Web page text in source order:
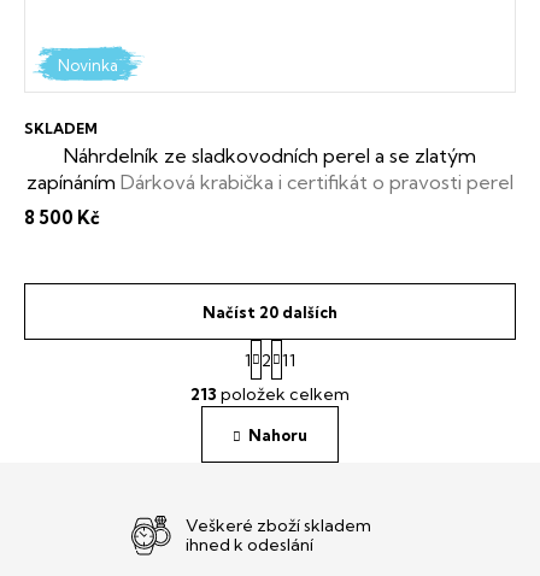
Novinka
Náhrdelník ze sladkovodních perel a se zlatým
zapínáním Dárková krabička i certifikát o pravosti perel
SKLADEM
8 500 Kč
O
v
l
á
c
í
Načíst 20 dalších
S
t
r
á
n
o
n
í
1 2 11
213 položek celkem
Nahoru
Veškeré zboží skladem
ihned k odeslání